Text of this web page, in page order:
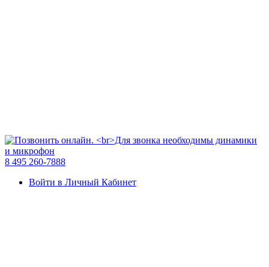
8 495 260-7888
Войти в Личный Кабинет